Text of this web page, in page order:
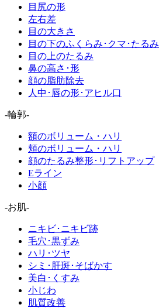
目尻の形
左右差
目の大きさ
目の下のふくらみ･クマ･たるみ
目の上のたるみ
鼻の高さ･形
顔の脂肪除去
人中･唇の形･アヒル口
-輪郭-
額のボリューム・ハリ
頬のボリューム・ハリ
顔のたるみ整形･リフトアップ
Eライン
小顔
-お肌-
ニキビ･ニキビ跡
毛穴･黒ずみ
ハリ･ツヤ
シミ･肝斑･そばかす
美白･くすみ
小じわ
肌質改善